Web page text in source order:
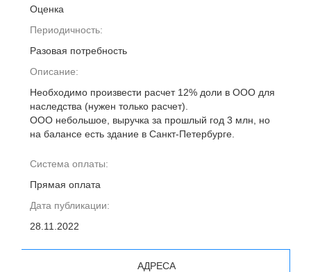
Оценка
Периодичность:
Разовая потребность
Описание:
Необходимо произвести расчет 12% доли в ООО для
наследства (нужен только расчет).
ООО небольшое, выручка за прошлый год 3 млн, но
на балансе есть здание в Санкт-Петербурге.
Система оплаты:
Прямая оплата
Дата публикации:
28.11.2022
АДРЕСА